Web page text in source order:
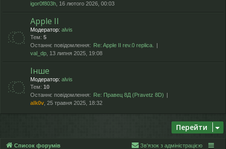
igor0f803h , 16 лютого 2026, 00:03
Apple II
Модератор: alvis
Тем: 5
Останнє повідомлення: Re: Apple II rev.0 replica.
val_dp , 13 липня 2025, 19:08
Інше
Модератор: alvis
Тем: 10
Останнє повідомлення: Re: Правец 8Д (Pravetz 8D)
alk0v , 25 травня 2025, 18:32
Перейти
Список форумів Зв'язок з адміністрацією